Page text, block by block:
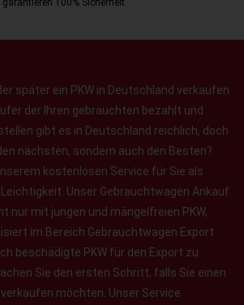
später ein PKW in Deutschland verkaufen
der Ihren gebrauchten bezahlt und
gibt es in Deutschland reichlich, doch
nächsten, sondern auch den Besten?
kostenlosen Service für Sie als
Unser Gebrauchtwagen Ankauf
nur mit jungen und mängelfreien PKW,
im Bereich Gebrauchtwagen Export
beschädigte PKW für den Export zu
Sie den ersten Schritt, falls Sie einen
möchten. Unser Service